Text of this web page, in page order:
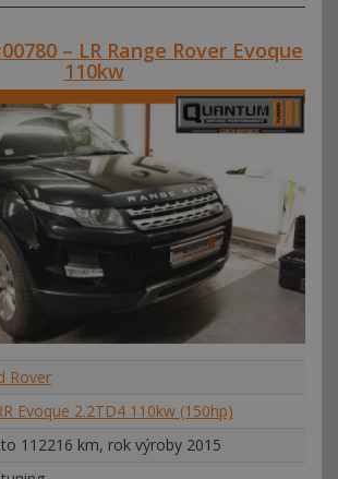
– LR Range Rover Evoque
110kw
Rover
Evoque 2.2TD4 110kw (150hp)
112216 km, rok výroby 2015